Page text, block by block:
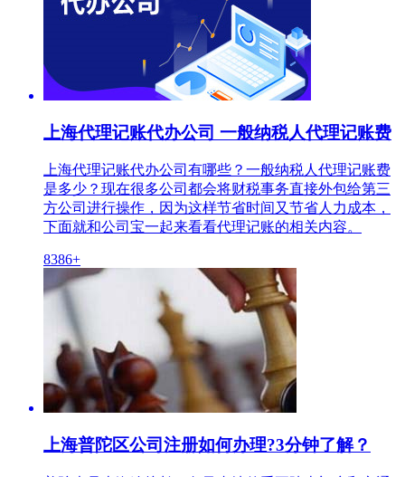
上海代理记账代办公司 一般纳税人代理记账费
上海代理记账代办公司有哪些？一般纳税人代理记账费
是多少？现在很多公司都会将财税事务直接外包给第三
方公司进行操作，因为这样节省时间又节省人力成本，
下面就和公司宝一起来看看代理记账的相关内容。
8386+
上海普陀区公司注册如何办理?3分钟了解？